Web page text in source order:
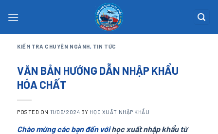
KIỂM TRA CHUYÊN NGÀNH, TIN TỨC
VĂN BẢN HƯỚNG DẪN NHẬP KHẨU
HÓA CHẤT
POSTED ON 11/05/2024 BY HỌC XUẤT NHẬP KHẨU
Chào mừng các bạn đến vớihọc xuất nhập khẩu từ